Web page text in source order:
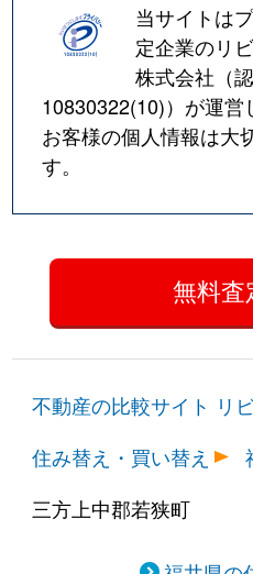
当サイトは
定企業のリ
株式会社（
10830322(10)）が運営
お客様の個人情報は大
す。
不動産の比較サイト リ
住み替え・買い替え
三方上中郡若狭町